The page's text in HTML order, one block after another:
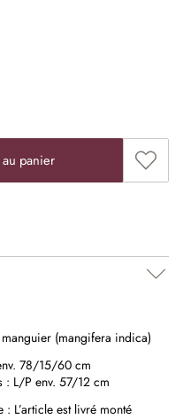
la valeur souhaitée ou
panier
(mangifera indica)
78/15/60 cm
: L/P env. 57/12 cm
: L’article est livré monté